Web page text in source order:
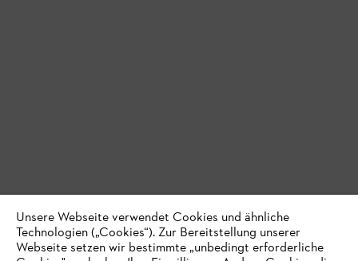
Unsere Webseite verwendet Cookies und ähnliche
Technologien („Cookies“). Zur Bereitstellung unserer
Webseite setzen wir bestimmte „unbedingt erforderliche